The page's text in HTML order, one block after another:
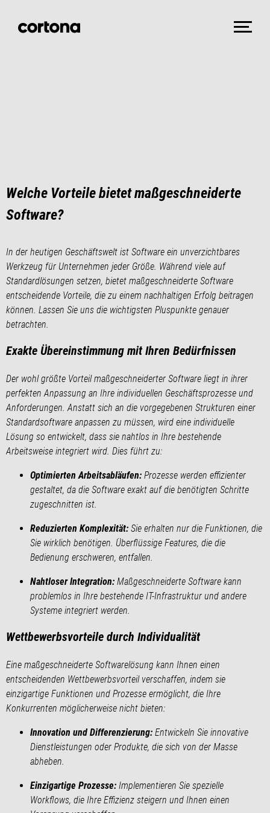
Welche Vorteile bietet maßgeschneiderte
Software?
In der heutigen Geschäftswelt ist Software ein unverzichtbares
Werkzeug für Unternehmen jeder Größe. Während viele auf
Standardlösungen setzen, bietet maßgeschneiderte Software
entscheidende Vorteile, die zu einem nachhaltigen Erfolg beitragen
können. Lassen Sie uns die wichtigsten Pluspunkte genauer
betrachten.
Exakte Übereinstimmung mit Ihren Bedürfnissen
Der wohl größte Vorteil maßgeschneiderter Software liegt in ihrer
perfekten Anpassung an Ihre individuellen Geschäftsprozesse und
Anforderungen. Anstatt sich an die vorgegebenen Strukturen einer
Standardsoftware anpassen zu müssen, wird eine individuelle
Lösung so entwickelt, dass sie nahtlos in Ihre bestehende
Arbeitsweise integriert wird. Dies führt zu:
Optimierten Arbeitsabläufen: Prozesse werden effizienter
gestaltet, da die Software exakt auf die benötigten Schritte
zugeschnitten ist.
Reduzierten Komplexität: Sie erhalten nur die Funktionen, die
Sie wirklich benötigen. Überflüssige Features, die die
Bedienung erschweren, entfallen.
Nahtloser Integration: Maßgeschneiderte Software kann
problemlos in Ihre bestehende IT-Infrastruktur und andere
Systeme integriert werden.
Wettbewerbsvorteile durch Individualität
Eine maßgeschneiderte Softwarelösung kann Ihnen einen
entscheidenden Wettbewerbsvorteil verschaffen, indem sie
einzigartige Funktionen und Prozesse ermöglicht, die Ihre
Konkurrenten möglicherweise nicht bieten:
Innovation und Differenzierung: Entwickeln Sie innovative
Dienstleistungen oder Produkte, die sich von der Masse
abheben.
Einzigartige Prozesse: Implementieren Sie spezielle
Workflows, die Ihre Effizienz steigern und Ihnen einen